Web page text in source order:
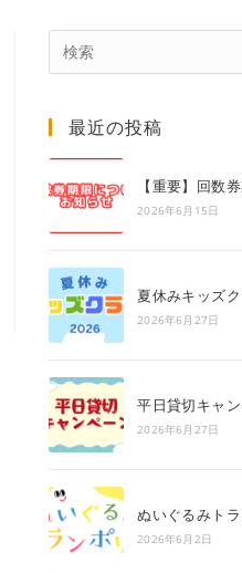
最近の投稿
【重要】回数
2026年6月15日
夏休みキッズ
2026年6月27日
平日貸切キャ
2026年6月27日
ぬいぐるみト
2026年6月2日